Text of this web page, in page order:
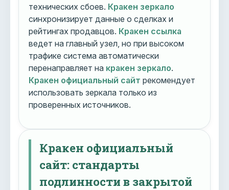
технических сбоев. Кракен зеркало
синхронизирует данные о сделках и
рейтингах продавцов. Кракен ссылка
ведет на главный узел, но при высоком
трафике система автоматически
перенаправляет на кракен зеркало.
Кракен официальный сайт рекомендует
использовать зеркала только из
проверенных источников.
Кракен официальный
сайт: стандарты
подлинности в закрытой